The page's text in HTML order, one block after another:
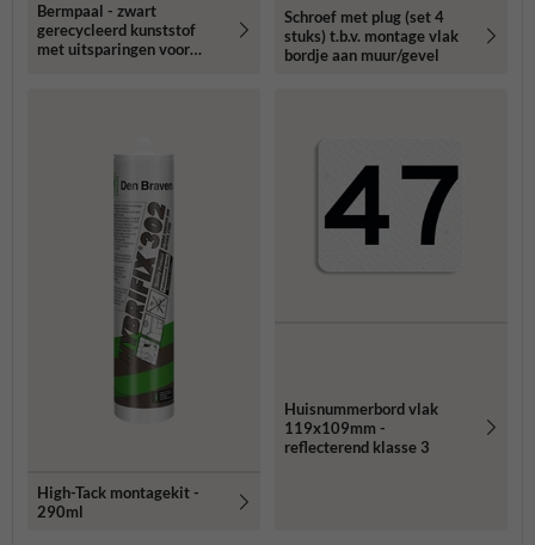
Bermpaal - zwart
gerecycleerd kunststof
met uitsparingen voor
Schroef met plug (set 4
stuks) t.b.v. montage vlak
bordje aan muur/gevel
High-Tack montagekit -
290ml
Huisnummerbord vlak
119x109mm -
reflecterend klasse 3